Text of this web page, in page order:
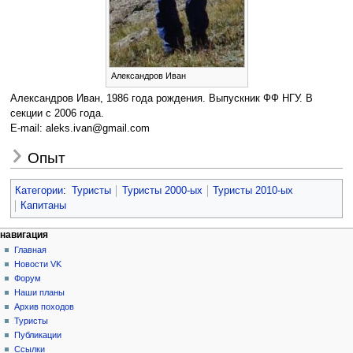
Александров Иван
Александров Иван, 1986 года рождения. Выпускник ФФ НГУ. В
секции с 2006 года.
E-mail: aleks.ivan@gmail.com
Опыт
Категории: Туристы Туристы 2000-ых
Туристы 2010-ых
Капитаны
Н
а
в
и
а
ц
действия на странице
статья
обсуждение
читать
просмотр
кода
история
персональные инструменты
создать
учётную
запись
войти
навигация
Главная
Новости VK
Форум
Наши планы
Архив походов
Туристы
Публикации
Ссылки